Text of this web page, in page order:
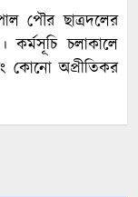
পৌর ছাত্রদলের
কর্মসূচি চলাকালে
কোনো অপ্রীতিকর